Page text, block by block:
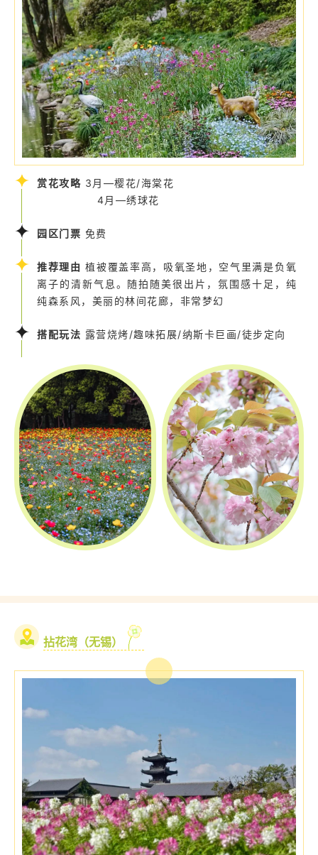
赏花攻略 3月—樱花/海棠花
4月—绣球花
园区门票 免费
推荐理由植被覆盖率高，吸氧圣地，空气里满是负氧
离子的清新气息。随拍随美很出片，氛围感十足，纯
纯森系风，美丽的林间花廊，非常梦幻
搭配玩法 露营烧烤/趣味拓展/纳斯卡巨画/徒步定向
拈花湾（无锡）